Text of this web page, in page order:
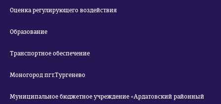
Оценка регулирующего воздействия
Образование
Транспортное обеспечение
Моногород пгт.Тургенево
Муниципальное бюджетное учреждение «Ардатовский районный